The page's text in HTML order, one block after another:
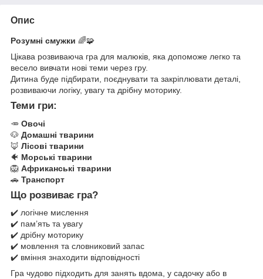
Опис
Розумні смужки 🌈🧩
Цікава розвиваюча гра для малюків, яка допоможе легко та
весело вивчати нові теми через гру.
Дитина буде підбирати, поєднувати та закріплювати деталі,
розвиваючи логіку, увагу та дрібну моторику.
Теми гри:
🥕 Овочі
🐶 Домашні тварини
🦊 Лісові тварини
🐠 Морські тварини
🦁 Африканські тварини
🚗 Транспорт
Що розвиває гра?
✔️ логічне мислення
✔️ пам’ять та увагу
✔️ дрібну моторику
✔️ мовлення та словниковий запас
✔️ вміння знаходити відповідності
Гра чудово підходить для занять вдома, у садочку або в